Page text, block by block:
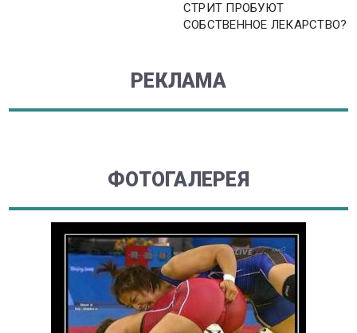
СТРИТ ПРОБУЮТ
СОБСТВЕННОЕ ЛЕКАРСТВО?
РЕКЛАМА
ФОТОГАЛЕРЕЯ